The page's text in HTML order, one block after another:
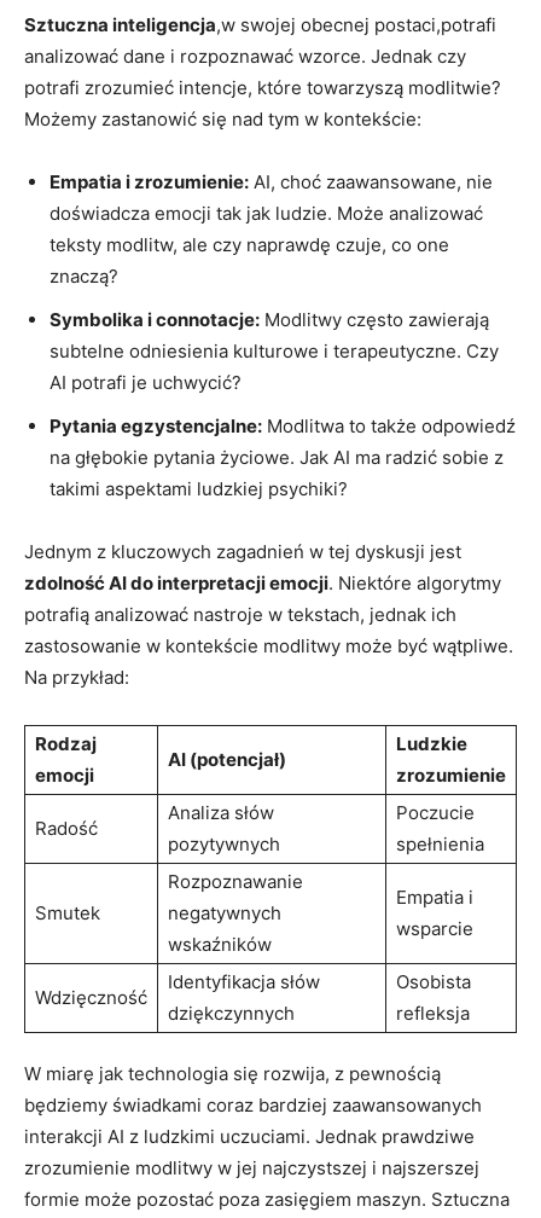
Sztuczna inteligencja,w swojej obecnej postaci,potrafi
analizować dane i rozpoznawać wzorce. Jednak czy
potrafi zrozumieć intencje, które towarzyszą modlitwie?
Możemy zastanowić się nad tym w kontekście:
Empatia i zrozumienie: AI, choć zaawansowane, nie
doświadcza emocji tak jak ludzie. Może analizować
teksty modlitw, ale czy naprawdę czuje, co one
znaczą?
Symbolika i connotacje: Modlitwy często zawierają
subtelne odniesienia kulturowe i terapeutyczne. Czy
AI potrafi je uchwycić?
Pytania egzystencjalne: Modlitwa to także odpowiedź
na głębokie pytania życiowe. Jak AI ma radzić sobie z
takimi aspektami ludzkiej psychiki?
Jednym z kluczowych zagadnień w tej dyskusji jest
zdolność AI do interpretacji emocji. Niektóre algorytmy
potrafią analizować nastroje w tekstach, jednak ich
zastosowanie w kontekście modlitwy może być wątpliwe.
Na przykład:
Rodzaj
emocji
AI (potencjał)
Ludzkie
zrozumienie
Radość
Analiza słów
pozytywnych
Poczucie
spełnienia
Smutek
Rozpoznawanie
negatywnych
wskaźników
Empatia i
wsparcie
Wdzięczność
Identyfikacja słów
dziękczynnych
Osobista
refleksja
W miarę jak technologia się rozwija, z pewnością
będziemy świadkami coraz bardziej zaawansowanych
interakcji AI z ludzkimi uczuciami. Jednak prawdziwe
zrozumienie modlitwy w jej najczystszej i najszerszej
formie może pozostać poza zasięgiem maszyn. Sztuczna